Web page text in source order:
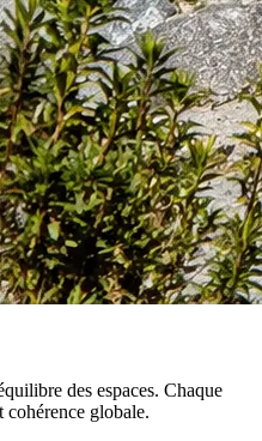
des espaces. Chaque
globale.